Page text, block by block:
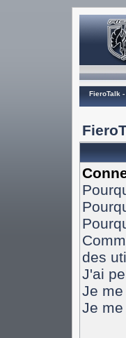
FieroTalk
des
J'ai
Je
Je